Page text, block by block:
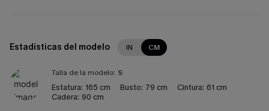
Estadísticas del modelo IN CM
Talla de la modelo: S
Estatura: 165 cm Busto: 79 cm Cintura: 61 cm
Cadera: 90 cm